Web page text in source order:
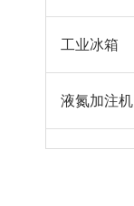
工业冰箱
液氮加注机